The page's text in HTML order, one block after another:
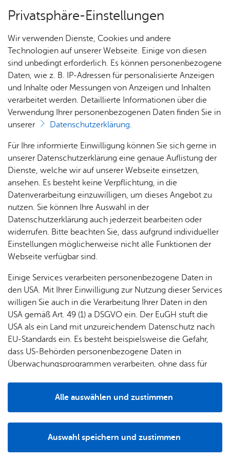
Heute
Start­sei­te
Heute
Sams­tag, 08. Au­gust 2026
Ufer­pro­me­na­de
01.08.2026, 13:00 Uhr – 09.08.2026, 18:00 Uhr
Aktionswiese Kulturufer
Privatsphäre-Einstellungen
Wir verwenden Dienste, Cookies und andere
Technologien auf unserer Webseite. Einige von diesen
sind unbedingt erforderlich. Es können personenbezogene
Daten, wie z. B. IP-Adressen für personalisierte Anzeigen
und Inhalte oder Messungen von Anzeigen und Inhalten
verarbeitet werden. Detaillierte Informationen über die
Verwendung Ihrer personenbezogenen Daten finden Sie in
unserer
Datenschutzerklärung.
Für Ihre informierte Einwilligung können Sie sich gerne in
unserer Datenschutzerklärung eine genaue Auflistung der
Dienste, welche wir auf unserer Webseite einsetzen,
ansehen. Es besteht keine Verpflichtung, in die
Datenverarbeitung einzuwilligen, um dieses Angebot zu
nutzen. Sie können Ihre Auswahl in der
Datenschutzerklärung auch jederzeit bearbeiten oder
widerrufen. Bitte beachten Sie, dass aufgrund individueller
Einstellungen möglicherweise nicht alle Funktionen der
Webseite verfügbar sind.
Einige Services verarbeiten personenbezogene Daten in
den USA. Mit Ihrer Einwilligung zur Nutzung dieser Services
willigen Sie auch in die Verarbeitung Ihrer Daten in den
USA gemäß Art. 49 (1) a DSGVO ein. Der EuGH stuft die
USA als ein Land mit unzureichendem Datenschutz nach
EU-Standards ein. Es besteht beispielsweise die Gefahr,
dass US-Behörden personenbezogene Daten in
Überwachungsprogrammen verarbeiten, ohne dass für
Auswahl speichern und zustimmen
Alle auswählen und zustimmen